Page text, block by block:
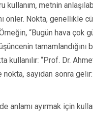
kullanım, metnin
önler. Nokta, genellikle
“Bugün hava çok
tamamlandığını
kullanılır: “Prof. Dr.
sayıdan sonra gelir:
anlamı ayırmak için